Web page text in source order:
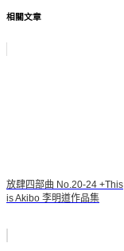
相關文章
放肆四部曲 No.20-24 +This
is Akibo 李明道作品集